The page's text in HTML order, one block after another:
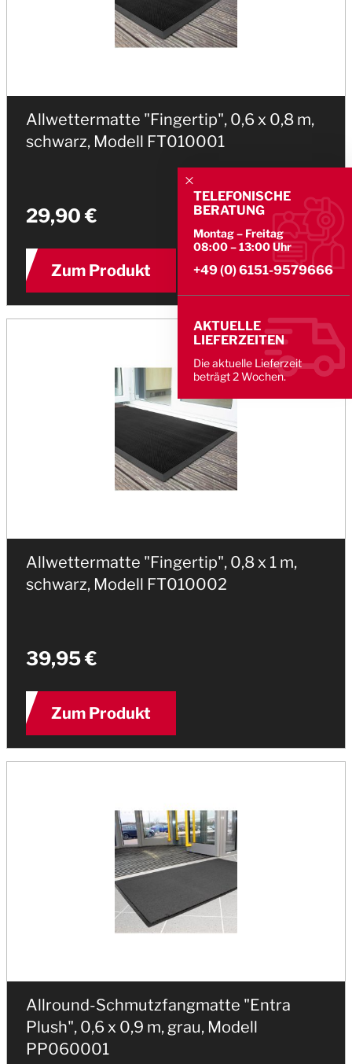
TELEFONISCHE
BERATUNG
Montag – Freitag
08:00 – 13:00 Uhr
+49 (0) 6151-9579666
AKTUELLE
LIEFERZEITEN
Die aktuelle Lieferzeit
beträgt 2 Wochen.
Allwettermatte "Fingertip", 0,6 x 0,8 m,
schwarz, Modell FT010001
29,90 €
Zum Produkt
Allwettermatte "Fingertip", 0,8 x 1 m,
schwarz, Modell FT010002
39,95 €
Zum Produkt
Allround-Schmutzfangmatte "Entra
Plush", 0,6 x 0,9 m, grau, Modell
PP060001